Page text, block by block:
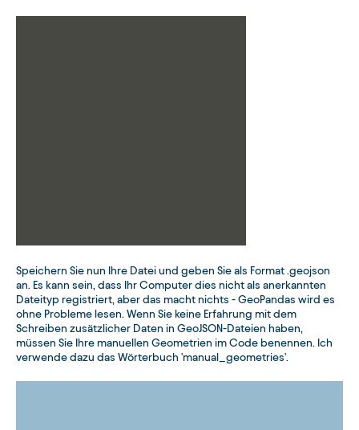
Speichern Sie nun Ihre Datei und geben Sie als Format .geojson
an. Es kann sein, dass Ihr Computer dies nicht als anerkannten
Dateityp registriert, aber das macht nichts - GeoPandas wird es
ohne Probleme lesen. Wenn Sie keine Erfahrung mit dem
Schreiben zusätzlicher Daten in GeoJSON-Dateien haben,
müssen Sie Ihre manuellen Geometrien im Code benennen. Ich
verwende dazu das Wörterbuch 'manual_geometries'.